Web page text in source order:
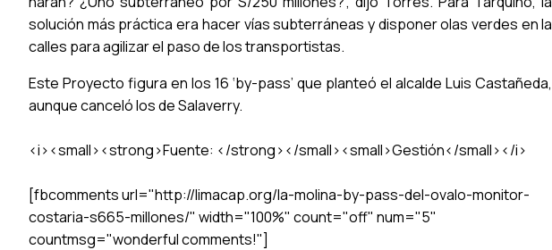
solución más práctica era hacer vías subterráneas y disponer olas verdes en la
calles para agilizar el paso de los transportistas.
Este Proyecto figura en los 16 ‘by-pass’ que planteó el alcalde Luis Castañeda,
aunque canceló los de Salaverry.
<i><small><strong>Fuente: </strong></small><small>Gestión</small></i>
[fbcomments url="http://limacap.org/la-molina-by-pass-del-ovalo-monitor-
costaria-s665-millones/" width="100%" count="off" num="5"
countmsg="wonderful comments!"]